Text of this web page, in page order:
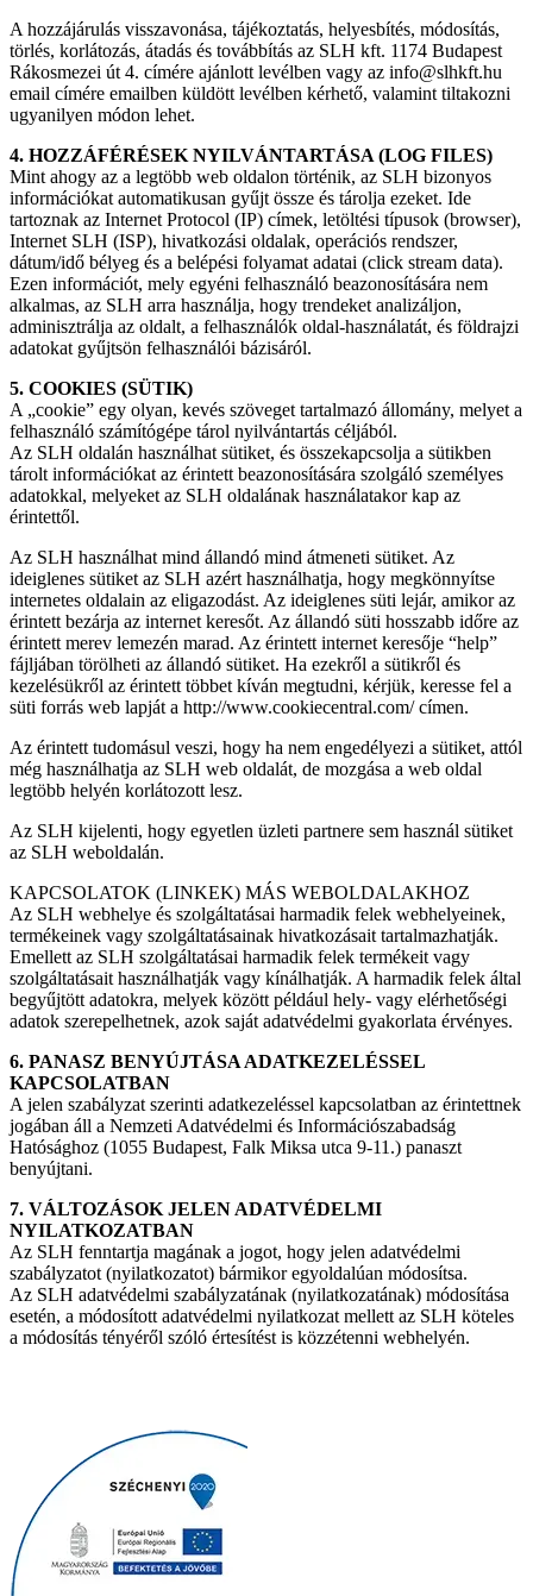
A hozzájárulás visszavonása, tájékoztatás, helyesbítés, módosítás,
törlés, korlátozás, átadás és továbbítás az SLH kft. 1174 Budapest
Rákosmezei út 4. címére ajánlott levélben vagy az info@slhkft.hu
email címére emailben küldött levélben kérhető, valamint tiltakozni
ugyanilyen módon lehet.
4. HOZZÁFÉRÉSEK NYILVÁNTARTÁSA (LOG FILES)
Mint ahogy az a legtöbb web oldalon történik, az SLH bizonyos
információkat automatikusan gyűjt össze és tárolja ezeket. Ide
tartoznak az Internet Protocol (IP) címek, letöltési típusok (browser),
Internet SLH (ISP), hivatkozási oldalak, operációs rendszer,
dátum/idő bélyeg és a belépési folyamat adatai (click stream data).
Ezen információt, mely egyéni felhasználó beazonosítására nem
alkalmas, az SLH arra használja, hogy trendeket analizáljon,
adminisztrálja az oldalt, a felhasználók oldal-használatát, és földrajzi
adatokat gyűjtsön felhasználói bázisáról.
5. COOKIES (SÜTIK)
A „cookie” egy olyan, kevés szöveget tartalmazó állomány, melyet a
felhasználó számítógépe tárol nyilvántartás céljából.
Az SLH oldalán használhat sütiket, és összekapcsolja a sütikben
tárolt információkat az érintett beazonosítására szolgáló személyes
adatokkal, melyeket az SLH oldalának használatakor kap az
érintettől.
Az SLH használhat mind állandó mind átmeneti sütiket. Az
ideiglenes sütiket az SLH azért használhatja, hogy megkönnyítse
internetes oldalain az eligazodást. Az ideiglenes süti lejár, amikor az
érintett bezárja az internet keresőt. Az állandó süti hosszabb időre az
érintett merev lemezén marad. Az érintett internet keresője “help”
fájljában törölheti az állandó sütiket. Ha ezekről a sütikről és
kezelésükről az érintett többet kíván megtudni, kérjük, keresse fel a
süti forrás web lapját a http://www.cookiecentral.com/ címen.
Az érintett tudomásul veszi, hogy ha nem engedélyezi a sütiket, attól
még használhatja az SLH web oldalát, de mozgása a web oldal
legtöbb helyén korlátozott lesz.
Az SLH kijelenti, hogy egyetlen üzleti partnere sem használ sütiket
az SLH weboldalán.
KAPCSOLATOK (LINKEK) MÁS WEBOLDALAKHOZ
Az SLH webhelye és szolgáltatásai harmadik felek webhelyeinek,
termékeinek vagy szolgáltatásainak hivatkozásait tartalmazhatják.
Emellett az SLH szolgáltatásai harmadik felek termékeit vagy
szolgáltatásait használhatják vagy kínálhatják. A harmadik felek által
begyűjtött adatokra, melyek között például hely- vagy elérhetőségi
adatok szerepelhetnek, azok saját adatvédelmi gyakorlata érvényes.
6. PANASZ BENYÚJTÁSA ADATKEZELÉSSEL
KAPCSOLATBAN
A jelen szabályzat szerinti adatkezeléssel kapcsolatban az érintettnek
jogában áll a Nemzeti Adatvédelmi és Információszabadság
Hatósághoz (1055 Budapest, Falk Miksa utca 9-11.) panaszt
benyújtani.
7. VÁLTOZÁSOK JELEN ADATVÉDELMI
NYILATKOZATBAN
Az SLH fenntartja magának a jogot, hogy jelen adatvédelmi
szabályzatot (nyilatkozatot) bármikor egyoldalúan módosítsa.
Az SLH adatvédelmi szabályzatának (nyilatkozatának) módosítása
esetén, a módosított adatvédelmi nyilatkozat mellett az SLH köteles
a módosítás tényéről szóló értesítést is közzétenni webhelyén.